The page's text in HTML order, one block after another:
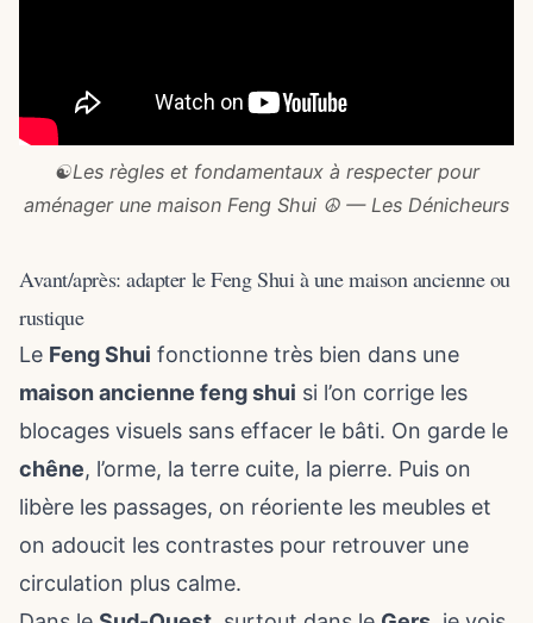
☯️ Les règles et fondamentaux à respecter pour
aménager une maison Feng Shui ☮️ — Les Dénicheurs
Avant/après: adapter le Feng Shui à une maison ancienne ou
rustique
Le Feng Shui fonctionne très bien dans une
maison ancienne feng shui si l’on corrige les
blocages visuels sans effacer le bâti. On garde le
chêne, l’orme, la terre cuite, la pierre. Puis on
libère les passages, on réoriente les meubles et
on adoucit les contrastes pour retrouver une
circulation plus calme.